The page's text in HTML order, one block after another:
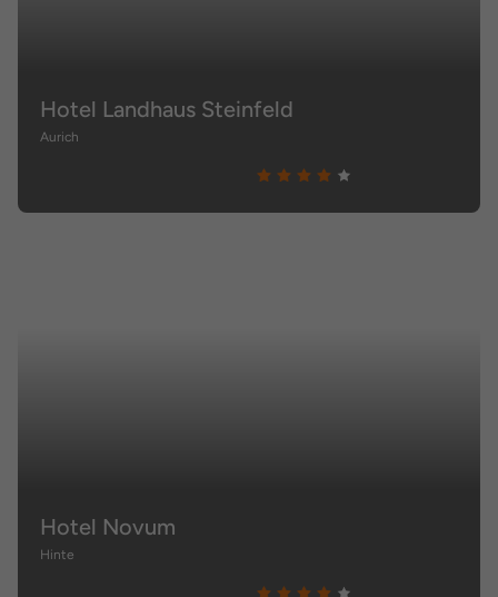
Hotel Landhaus Steinfeld
Aurich
Hotel Novum
Hinte